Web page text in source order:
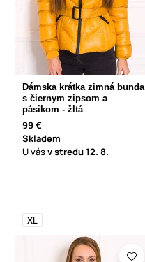
Dámska krátka zimná bunda
s čiernym zipsom a
pásikom - žltá
99 €
Skladem
U vásv stredu12. 8.
XL